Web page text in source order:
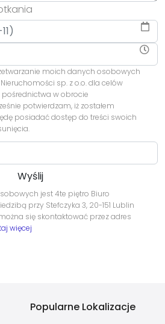
moich danych osobowych
sp. z o.o. dla celów
pośrednictwa w obrocie
potwierdzam, iż zostałem
posiadać dostęp do treści swoich
jest 4te piętro Biuro
przy Stefczyka 3, 20-151 Lublin
się skontaktować przez adres
więcej
Popularne Lokalizacje